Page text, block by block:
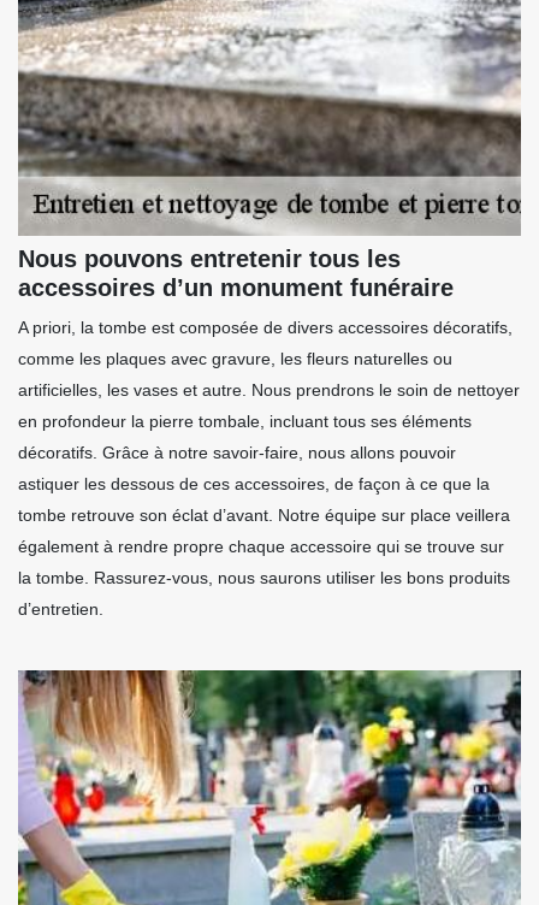
Nous pouvons entretenir tous les
accessoires d’un monument funéraire
A priori, la tombe est composée de divers accessoires décoratifs,
comme les plaques avec gravure, les fleurs naturelles ou
artificielles, les vases et autre. Nous prendrons le soin de nettoyer
en profondeur la pierre tombale, incluant tous ses éléments
décoratifs. Grâce à notre savoir-faire, nous allons pouvoir
astiquer les dessous de ces accessoires, de façon à ce que la
tombe retrouve son éclat d’avant. Notre équipe sur place veillera
également à rendre propre chaque accessoire qui se trouve sur
la tombe. Rassurez-vous, nous saurons utiliser les bons produits
d’entretien.